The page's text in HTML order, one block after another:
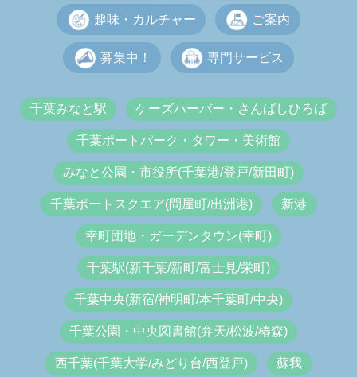
趣味・カルチャー ご案内
募集中！ 専門サービス
千葉みなと駅 ケーズハーバー・さんばしひろば
千葉ポートパーク・タワー・美術館
みなと公園・市役所(千葉港/登戸/新田町)
千葉ポートスクエア(問屋町/出洲港) 新港
幸町団地・ガーデンタウン(幸町)
千葉駅(新千葉/新町/富士見/栄町)
千葉中央(新宿/神明町/本千葉町/中央)
千葉公園・中央図書館(弁天/松波/椿森)
西千葉(千葉大学/みどり台/西登戸) 蘇我